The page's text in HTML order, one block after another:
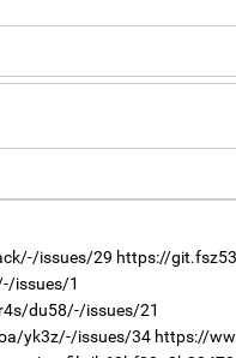
issues/29 https://
issues/1
du58/-/issues/21
yk3z/-/issues/34 https://